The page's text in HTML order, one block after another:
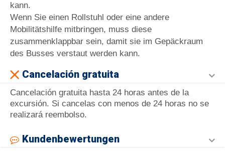
kann.
Wenn Sie einen Rollstuhl oder eine andere
Mobilitätshilfe mitbringen, muss diese
zusammenklappbar sein, damit sie im Gepäckraum
des Busses verstaut werden kann.
Cancelación gratuita
Cancelación gratuita hasta 24 horas antes de la
excursión. Si cancelas con menos de 24 horas no se
realizará reembolso.
Kundenbewertungen